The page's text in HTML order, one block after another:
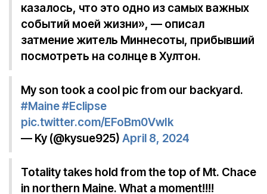
казалось, что это одно из самых важных
событий моей жизни», — описал
затмение житель Миннесоты, прибывший
посмотреть на солнце в Хултон.
My son took a cool pic from our backyard.
#Maine#Eclipse
pic.twitter.com/EFoBm0VwIk
— Ky (@kysue925) April 8, 2024
Totality takes hold from the top of Mt. Chace
in northern Maine. What a moment!!!!